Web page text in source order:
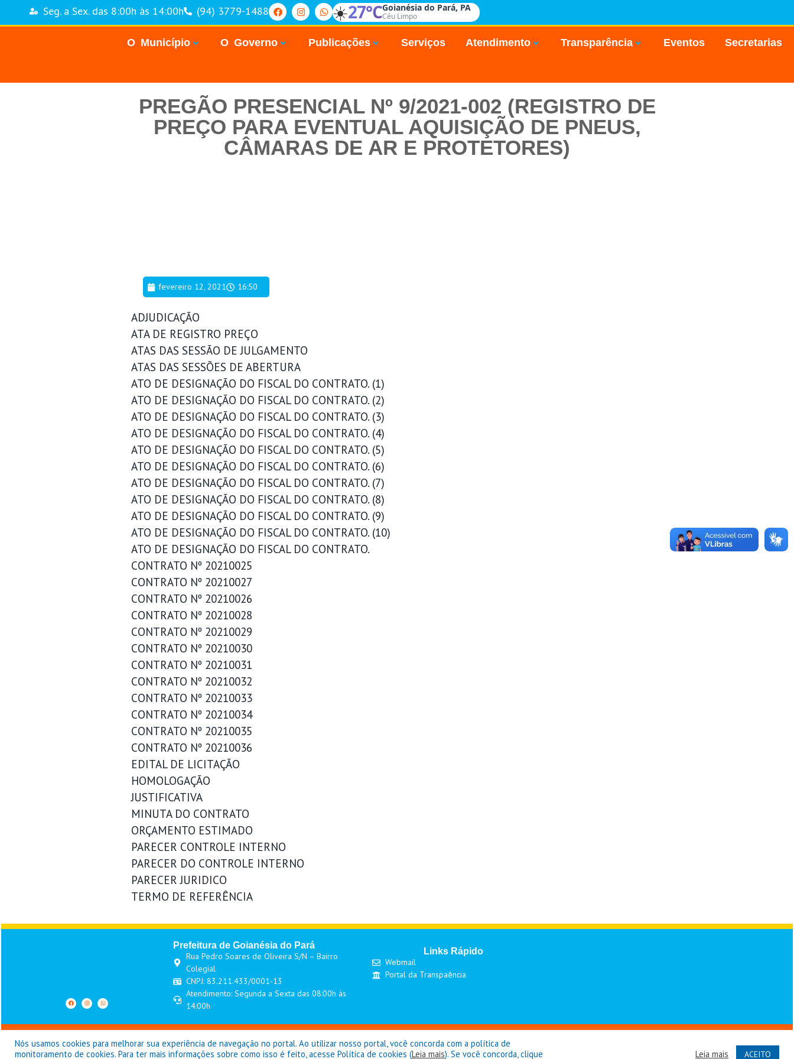
Seg. a Sex. das 8:00h às 14:00h (94) 3779-1488 ☀️27°CGoianésia do Pará, PA
Céu Limpo
O Município O Governo Publicações Serviços Atendimento Transparência Eventos Secretarias
PREGÃO PRESENCIAL Nº 9/2021-002 (REGISTRO DE
PREÇO PARA EVENTUAL AQUISIÇÃO DE PNEUS,
CÂMARAS DE AR E PROTETORES)
fevereiro 12, 2021 16:50
ADJUDICAÇÃO
ATA DE REGISTRO PREÇO
ATAS DAS SESSÃO DE JULGAMENTO
ATAS DAS SESSÕES DE ABERTURA
ATO DE DESIGNAÇÃO DO FISCAL DO CONTRATO. (1)
ATO DE DESIGNAÇÃO DO FISCAL DO CONTRATO. (2)
ATO DE DESIGNAÇÃO DO FISCAL DO CONTRATO. (3)
ATO DE DESIGNAÇÃO DO FISCAL DO CONTRATO. (4)
ATO DE DESIGNAÇÃO DO FISCAL DO CONTRATO. (5)
ATO DE DESIGNAÇÃO DO FISCAL DO CONTRATO. (6)
ATO DE DESIGNAÇÃO DO FISCAL DO CONTRATO. (7)
ATO DE DESIGNAÇÃO DO FISCAL DO CONTRATO. (8)
ATO DE DESIGNAÇÃO DO FISCAL DO CONTRATO. (9)
ATO DE DESIGNAÇÃO DO FISCAL DO CONTRATO. (10)
ATO DE DESIGNAÇÃO DO FISCAL DO CONTRATO.
CONTRATO Nº 20210025
CONTRATO Nº 20210027
CONTRATO Nº 20210026
CONTRATO Nº 20210028
CONTRATO Nº 20210029
CONTRATO Nº 20210030
CONTRATO Nº 20210031
CONTRATO Nº 20210032
CONTRATO Nº 20210033
CONTRATO Nº 20210034
CONTRATO Nº 20210035
CONTRATO Nº 20210036
EDITAL DE LICITAÇÃO
HOMOLOGAÇÃO
JUSTIFICATIVA
MINUTA DO CONTRATO
ORÇAMENTO ESTIMADO
PARECER CONTROLE INTERNO
PARECER DO CONTROLE INTERNO
PARECER JURIDICO
TERMO DE REFERÊNCIA
Prefeitura de Goianésia do Pará
Rua Pedro Soares de Oliveira S/N – Bairro
Colegial
CNPJ: 83.211.433/0001-13
Atendimento: Segunda a Sexta das 08:00h às
14:00h
Links Rápido
Webmail
Portal da Transpaência
Nós usamos cookies para melhorar sua experiência de navegação no portal. Ao utilizar nosso portal, você concorda com a política de
monitoramento de cookies. Para ter mais informações sobre como isso é feito, acesse Política de cookies (Leia mais). Se você concorda, clique Leia mais ACEITO